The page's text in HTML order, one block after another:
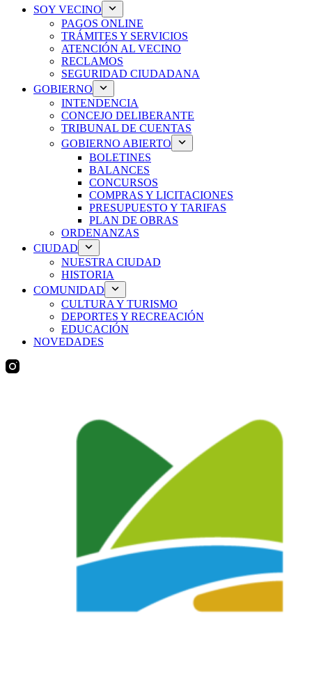
SOY VECINO
PAGOS ONLINE
TRÁMITES Y SERVICIOS
ATENCIÓN AL VECINO
RECLAMOS
SEGURIDAD CIUDADANA
GOBIERNO
INTENDENCIA
CONCEJO DELIBERANTE
TRIBUNAL DE CUENTAS
GOBIERNO ABIERTO
BOLETINES
BALANCES
CONCURSOS
COMPRAS Y LICITACIONES
PRESUPUESTO Y TARIFAS
PLAN DE OBRAS
ORDENANZAS
CIUDAD
NUESTRA CIUDAD
HISTORIA
COMUNIDAD
CULTURA Y TURISMO
DEPORTES Y RECREACIÓN
EDUCACIÓN
NOVEDADES